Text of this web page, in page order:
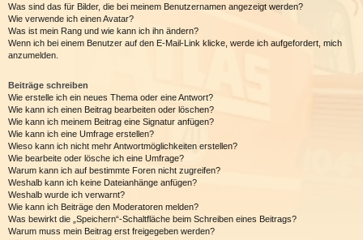
Was sind das für Bilder, die bei meinem Benutzernamen angezeigt werden?
Wie verwende ich einen Avatar?
Was ist mein Rang und wie kann ich ihn ändern?
Wenn ich bei einem Benutzer auf den E-Mail-Link klicke, werde ich aufgefordert, mich
anzumelden.
Beiträge schreiben
Wie erstelle ich ein neues Thema oder eine Antwort?
Wie kann ich einen Beitrag bearbeiten oder löschen?
Wie kann ich meinem Beitrag eine Signatur anfügen?
Wie kann ich eine Umfrage erstellen?
Wieso kann ich nicht mehr Antwortmöglichkeiten erstellen?
Wie bearbeite oder lösche ich eine Umfrage?
Warum kann ich auf bestimmte Foren nicht zugreifen?
Weshalb kann ich keine Dateianhänge anfügen?
Weshalb wurde ich verwarnt?
Wie kann ich Beiträge den Moderatoren melden?
Was bewirkt die „Speichern“-Schaltfläche beim Schreiben eines Beitrags?
Warum muss mein Beitrag erst freigegeben werden?